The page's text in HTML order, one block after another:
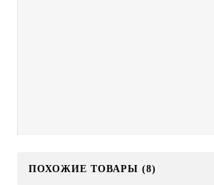
ПОХОЖИЕ ТОВАРЫ (8)